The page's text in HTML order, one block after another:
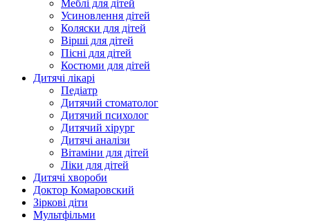
Меблі для дітей
Усиновлення дітей
Коляски для дітей
Вірші для дітей
Пісні для дітей
Костюми для дітей
Дитячі лікарі
Педіатр
Дитячий стоматолог
Дитячий психолог
Дитячий хірург
Дитячі аналізи
Вітаміни для дітей
Ліки для дітей
Дитячі хвороби
Доктор Комаровский
Зіркові діти
Мультфільми